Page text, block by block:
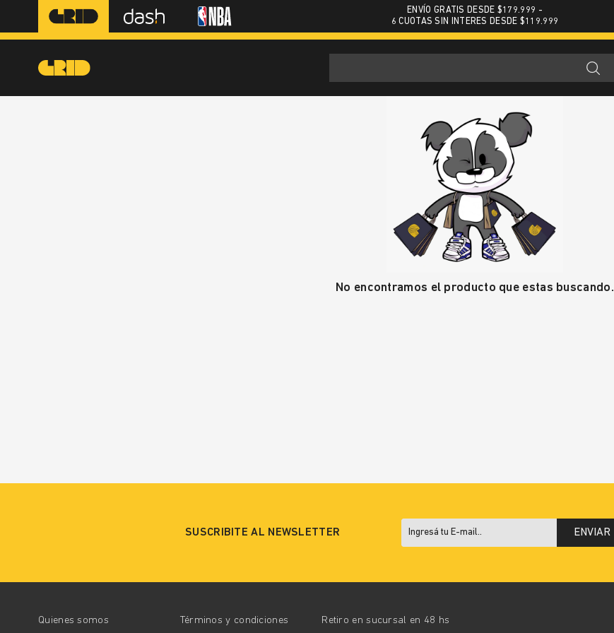
ENVÍO GRATIS DESDE $179.999 -
6 CUOTAS SIN INTERES DESDE $119.999
No encontramos el producto que estas buscando.
SUSCRIBITE AL NEWSLETTER ENVIAR
Quienes somos Términos y condiciones Retiro en sucursal en 48 hs